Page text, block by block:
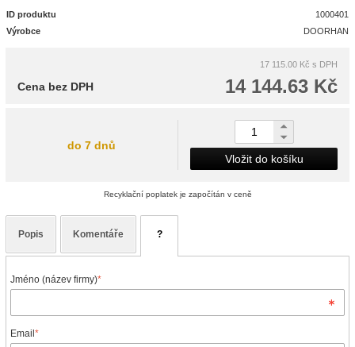
ID produktu
1000401
Výrobce
DOORHAN
17 115.00 Kč s DPH
14 144.63 Kč
Cena bez DPH
do 7 dnů
Vložit do košíku
Recyklační poplatek je započítán v ceně
Popis Komentáře ?
Jméno (název firmy)*
Email *